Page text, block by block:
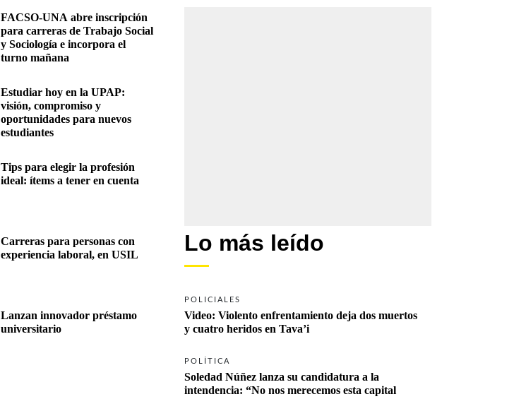
FACSO-UNA abre inscripción
para carreras de Trabajo Social
y Sociología e incorpora el
Estudiar hoy en la UPAP:
visión, compromiso y
oportunidades para nuevos
estudiantes
Tips para elegir la profesión
Carreras para personas con
experiencia laboral, en USIL
Lanzan innovador préstamo
universitario
Lo más leído
POLICIALES
Video: Violento enfrentamiento deja dos muertos
y cuatro heridos en Tava’i
POLÍTICA
Soledad Núñez lanza su candidatura a la
intendencia: “No nos merecemos esta capital